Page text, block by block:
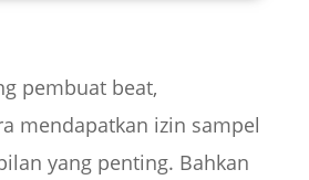
pembuat beat,
mendapatkan izin sampel
yang penting. Bahkan